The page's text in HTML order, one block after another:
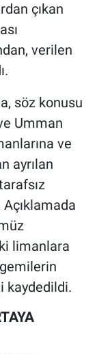
çıkan
verilen
söz konusu
Umman
ve
ayrılan
limanlara
kaydedildi.